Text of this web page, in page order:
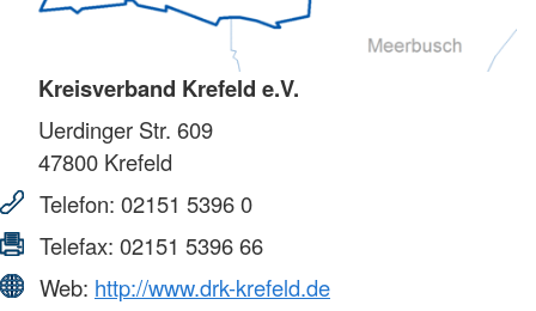
Kreisverband Krefeld e.V.
Uerdinger Str. 609
47800 Krefeld
Telefon: 02151 5396 0
Telefax: 02151 5396 66
Web: http://www.drk-krefeld.de